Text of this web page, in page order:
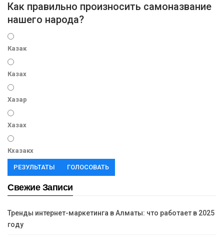
Как правильно произносить самоназвание
нашего народа?
Казак
Казах
Хазар
Хазах
Кхазакх
РЕЗУЛЬТАТЫ ГОЛОСОВАТЬ
Свежие Записи
Тренды интернет-маркетинга в Алматы: что работает в 2025
году